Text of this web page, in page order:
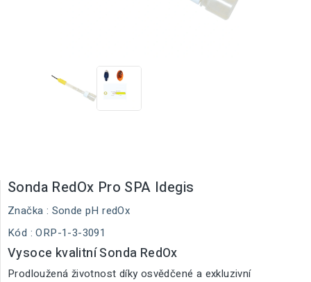
Sonda RedOx Pro SPA Idegis
Značka : Sonde pH redOx
Kód : ORP-1-3-3091
Vysoce kvalitní Sonda RedOx
Prodloužená životnost díky osvědčené a exkluzivní